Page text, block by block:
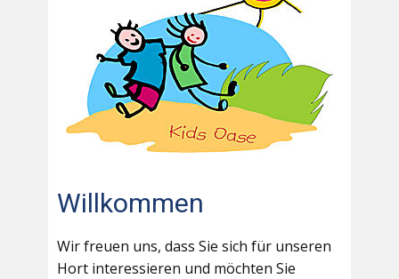
Willkommen
Wir freuen uns, dass Sie sich für unseren
Hort interessieren und möchten Sie